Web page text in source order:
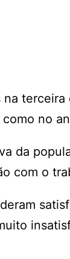
no
da
com o